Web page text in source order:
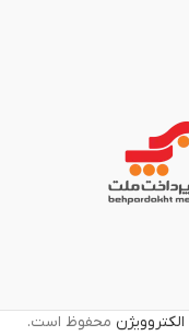
الکتروویژن محفوظ است.